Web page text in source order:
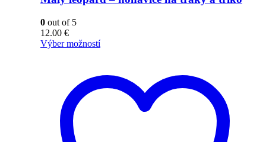
0 out of 5
12.00 €
Výber možností